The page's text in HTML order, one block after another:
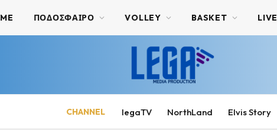
ΠΟΔΟΣΦΑΙΡΟ VOLLEY BASKET LIVE
CHANNEL legaTV NorthLand Elvis Story